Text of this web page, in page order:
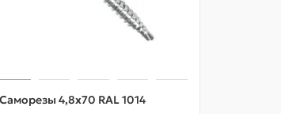
Саморезы 4,8х70 RAL 1014